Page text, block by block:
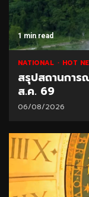
1 min read
NATIONAL HOT
สรุปสถานการ
ส.ค. 69
06/08/2026